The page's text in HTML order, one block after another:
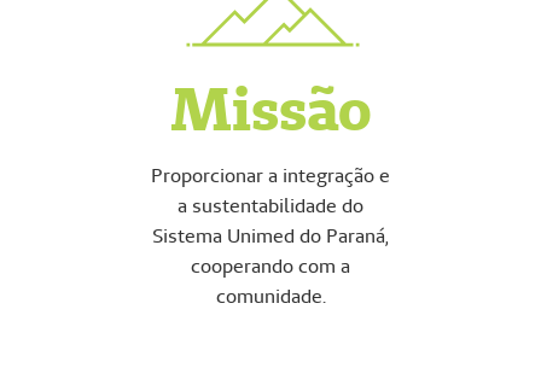
Missão
Proporcionar a integração e
a sustentabilidade do
Sistema Unimed do Paraná,
cooperando com a
comunidade.